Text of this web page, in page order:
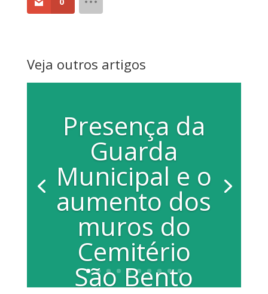
Veja outros artigos
Presença da
Guarda
Municipal e o
aumento dos
muros do
Cemitério
São Bento